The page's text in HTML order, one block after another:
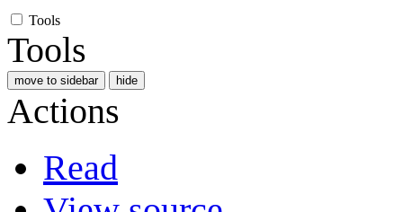
Tools
Tools
move to sidebar hide
Actions
Read